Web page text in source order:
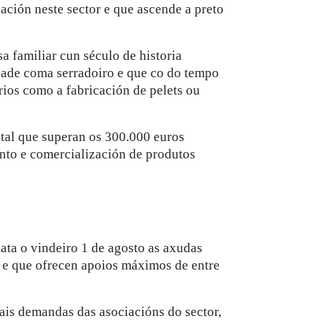
neste sector e que ascende a preto
familiar cun século de historia
coma serradoiro e que co do tempo
como a fabricación de pelets ou
que superan os 300.000 euros
e comercialización de produtos
o vindeiro 1 de agosto as axudas
que ofrecen apoios máximos de entre
demandas das asociacións do sector,